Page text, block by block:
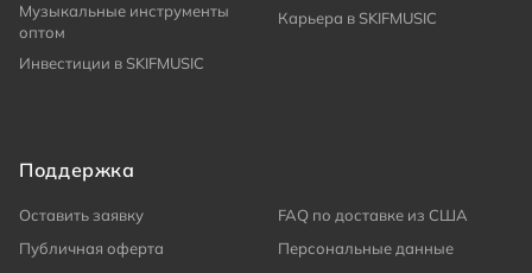
Музыкальные инструменты
оптом
Карьера в SKIFMUSIC
Инвестиции в SKIFMUSIC
Поддержка
Оставить заявку
FAQ по доставке из США
Публичная оферта
Персональные данные